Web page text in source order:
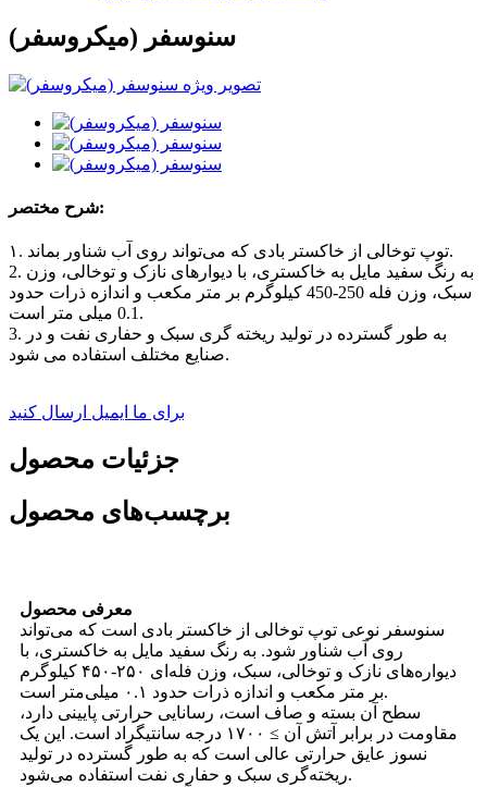
سنوسفر (میکروسفر)
شرح مختصر:
۱. توپ توخالی از خاکستر بادی که می‌تواند روی آب شناور بماند.
2. به رنگ سفید مایل به خاکستری، با دیوارهای نازک و توخالی، وزن
سبک، وزن فله 250-450 کیلوگرم بر متر مکعب و اندازه ذرات حدود
0.1 میلی متر است.
3. به طور گسترده در تولید ریخته گری سبک و حفاری نفت و در
صنایع مختلف استفاده می شود.
برای ما ایمیل ارسال کنید
جزئیات محصول
برچسب‌های محصول
معرفی محصول
سنوسفر نوعی توپ توخالی از خاکستر بادی است که می‌تواند
روی آب شناور شود. به رنگ سفید مایل به خاکستری، با
دیواره‌های نازک و توخالی، سبک، وزن فله‌ای ۲۵۰-۴۵۰ کیلوگرم
بر متر مکعب و اندازه ذرات حدود ۰.۱ میلی‌متر است.
سطح آن بسته و صاف است، رسانایی حرارتی پایینی دارد،
مقاومت در برابر آتش آن ≥ ۱۷۰۰ درجه سانتیگراد است. این یک
نسوز عایق حرارتی عالی است که به طور گسترده در تولید
ریخته‌گری سبک و حفاری نفت استفاده می‌شود.